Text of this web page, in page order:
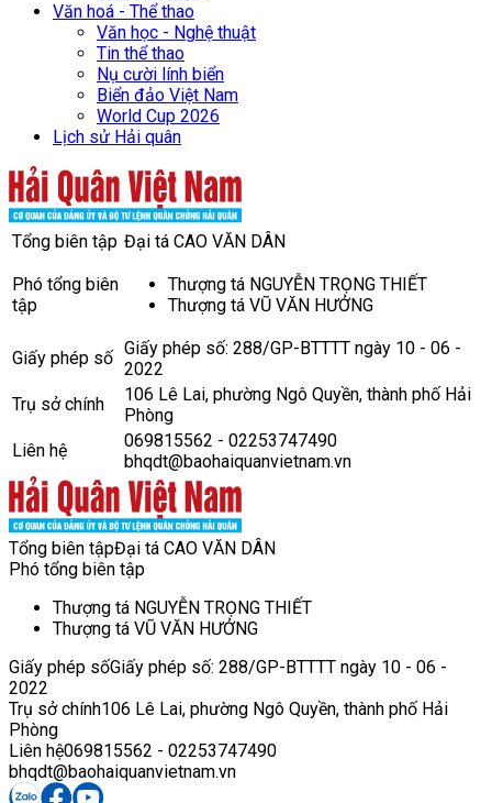
Văn hoá - Thể thao
Văn học - Nghệ thuật
Tin thể thao
Nụ cười lính biển
Biển đảo Việt Nam
World Cup 2026
Lịch sử Hải quân
Tổng biên tập Đại tá CAO VĂN DÂN
Phó tổng biên
tập
Thượng tá NGUYỄN TRỌNG THIẾT
Thượng tá VŨ VĂN HƯỞNG
Giấy phép số Giấy phép số: 288/GP-BTTTT ngày 10 - 06 -
2022
Trụ sở chính
106 Lê Lai, phường Ngô Quyền, thành phố Hải
Phòng
Liên hệ
069815562 - 02253747490
bhqdt@baohaiquanvietnam.vn
Tổng biên tậpĐại tá CAO VĂN DÂN
Phó tổng biên tập
Thượng tá NGUYỄN TRỌNG THIẾT
Thượng tá VŨ VĂN HƯỞNG
Giấy phép sốGiấy phép số: 288/GP-BTTTT ngày 10 - 06 -
2022
Trụ sở chính106 Lê Lai, phường Ngô Quyền, thành phố Hải
Phòng
Liên hệ069815562 - 02253747490
bhqdt@baohaiquanvietnam.vn